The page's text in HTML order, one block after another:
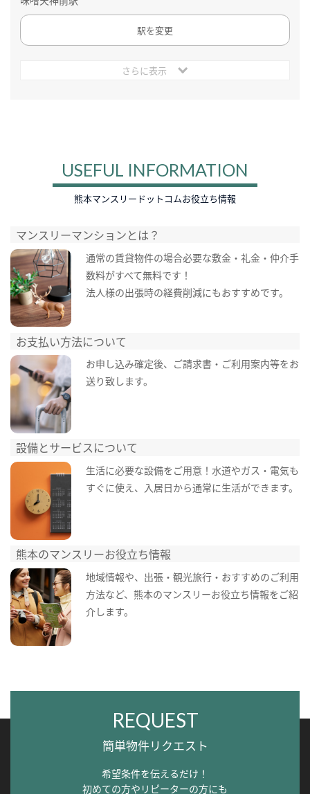
駅を変更
さらに表示
USEFUL INFORMATION
熊本マンスリードットコムお役立ち情報
マンスリーマンションとは？
通常の賃貸物件の場合必要な敷金・礼金・仲介手
数料がすべて無料です！
法人様の出張時の経費削減にもおすすめです。
お支払い方法について
お申し込み確定後、ご請求書・ご利用案内等をお
送り致します。
設備とサービスについて
生活に必要な設備をご用意！水道やガス・電気も
すぐに使え、入居日から通常に生活ができます。
熊本のマンスリーお役立ち情報
地域情報や、出張・観光旅行・おすすめのご利用
方法など、熊本のマンスリーお役立ち情報をご紹
介します。
REQUEST
簡単物件リクエスト
希望条件を伝えるだけ！
初めての方やリピーターの方にも